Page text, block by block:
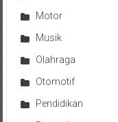
Motor
Musik
Olahraga
Otomotif
Pendidikan